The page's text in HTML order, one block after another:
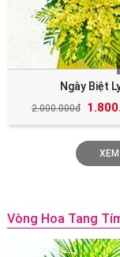
Ngày Biệt
2.000.000đ
Vòng Hoa Tang